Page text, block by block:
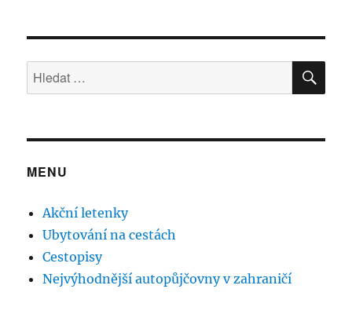
Hledat:
MENU
Akční letenky
Ubytování na cestách
Cestopisy
Nejvýhodnější autopůjčovny v zahraničí